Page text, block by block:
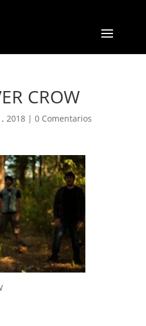
CROW
2018| 0 Comentarios